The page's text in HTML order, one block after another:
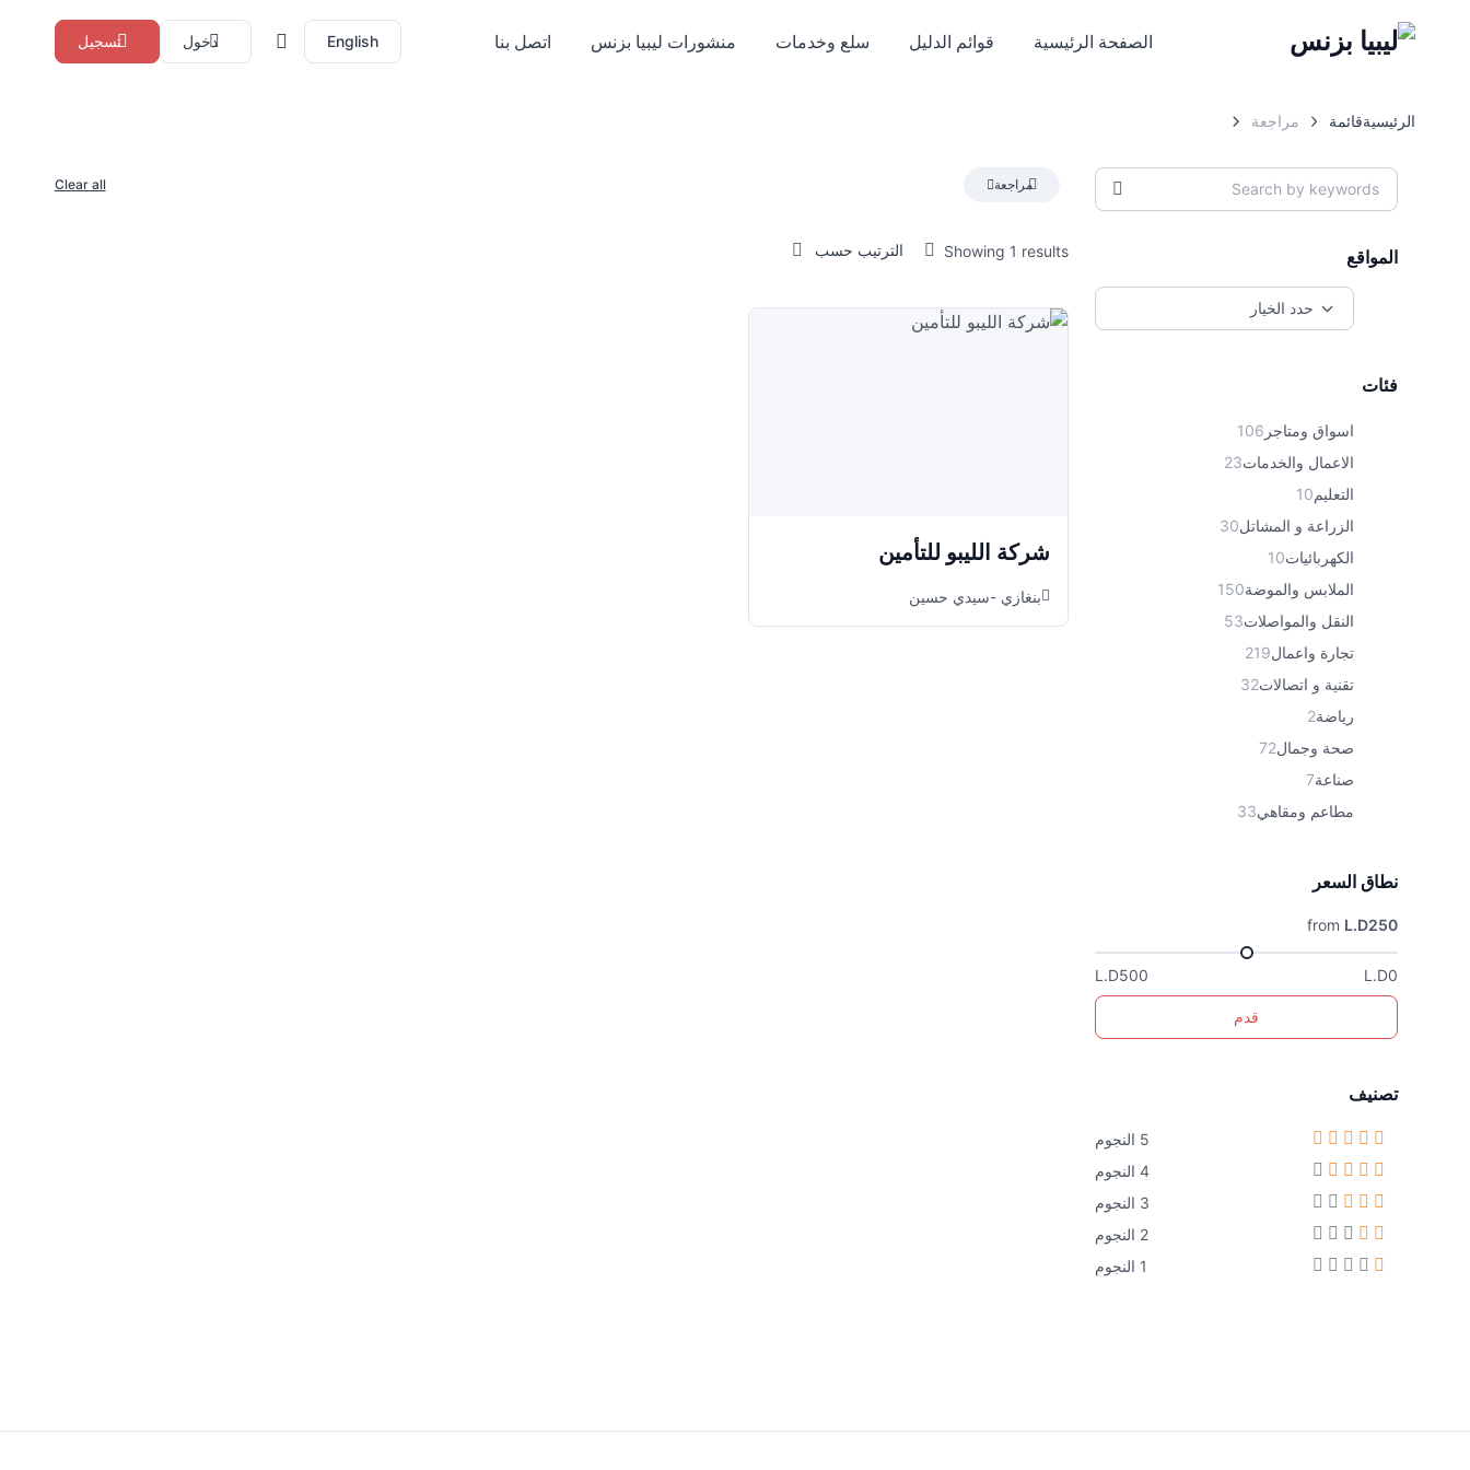
الصفحة الرئيسية قوائم الدليل سلع وخدمات منشورات ليبيا بزنس اتصل بنا English دخول تسجيل
الرئيسيةقائمة مراجعة
المواقع
فئات
اسواق ومتاجر 106
الاعمال والخدمات23
التعليم10
الزراعة و المشاتل30
الكهربائيات10
الملابس والموضة150
النقل والمواصلات53
تجارة واعمال219
تقنية و اتصالات32
رياضة2
صحة وجمال72
صناعة7
مطاعم ومقاهي33
نطاق السعر
from L.D250
L.D0
L.D500
قدم
تصنيف
5 النجوم
4 النجوم
3 النجوم
2 النجوم
1 النجوم
مراجعة Clear all
Showing 1 results الترتيب حسب
شركة الليبو للتأمين
بنغازي -سيدي حسين